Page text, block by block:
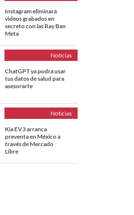
Instagram eliminará
videos grabados en
secreto con las Ray Ban
Meta
Noticias
ChatGPT ya podrá usar
tus datos de salud para
asesorarte
Noticias
Kia EV3 arranca
preventa en México a
través de Mercado
Libre